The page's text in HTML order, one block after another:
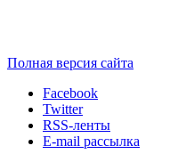
Полная версия сайта
Facebook
Twitter
RSS-ленты
E-mail рассылка